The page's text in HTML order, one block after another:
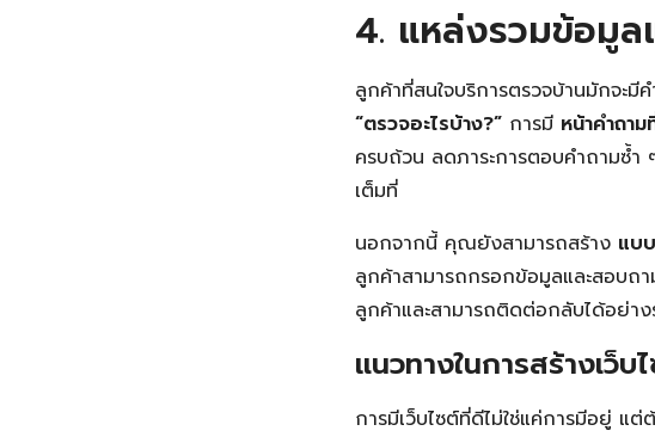
4. แหล่งรวมข้อมู
ลูกค้าที่สนใจบริการตรวจบ้านมักจะมี
“ตรวจอะไรบ้าง?” การมี หน้าคำถา
ครบถ้วน ลดภาระการตอบคำถามซ้
เต็มที่
นอกจากนี้ คุณยังสามารถสร้าง แบ
ลูกค้าสามารถกรอกข้อมูลและสอบถ
ลูกค้าและสามารถติดต่อกลับได้อย่าง
แนวทางในการสร้างเว็
การมีเว็บไซต์ที่ดีไม่ใช่แค่การมีอยู่ แ